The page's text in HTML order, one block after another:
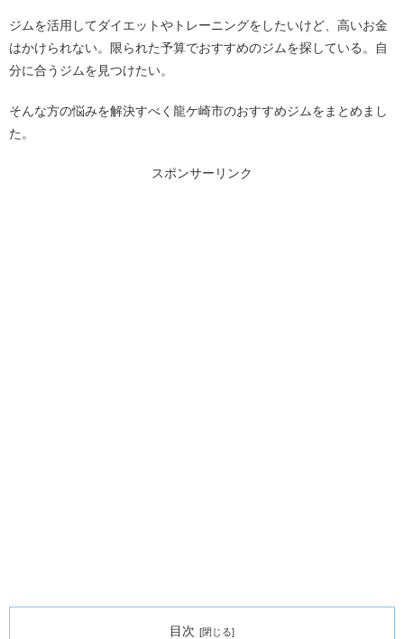
ジムを活用してダイエットやトレーニングをしたいけど、高いお金
はかけられない。限られた予算でおすすめのジムを探している。自
分に合うジムを見つけたい。
そんな方の悩みを解決すべく龍ケ崎市のおすすめジムをまとめまし
た。
スポンサーリンク
目次